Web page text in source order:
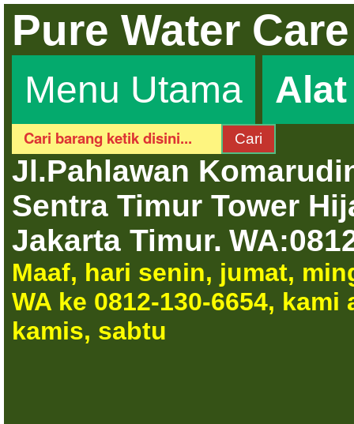
Pure Water Care
Menu Utama
Jl.Pahlawan
Sentra Timur Tower
Jakarta Timur.
Maaf, hari senin, jumat,
WA ke 0812-130-6654,
kamis, sabtu